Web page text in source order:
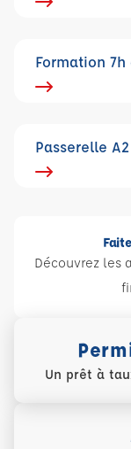
Formation
Passerelle
Découvrez les
Un prêt à